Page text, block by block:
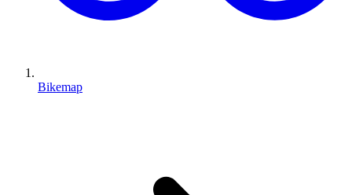
Bikemap